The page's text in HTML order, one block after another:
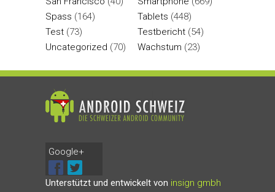
Spass (164) Tablets (448)
Test (73) Testbericht (54)
Uncategorized (70) Wachstum (23)
Google+
Unterstützt und entwickelt von insign gmbh